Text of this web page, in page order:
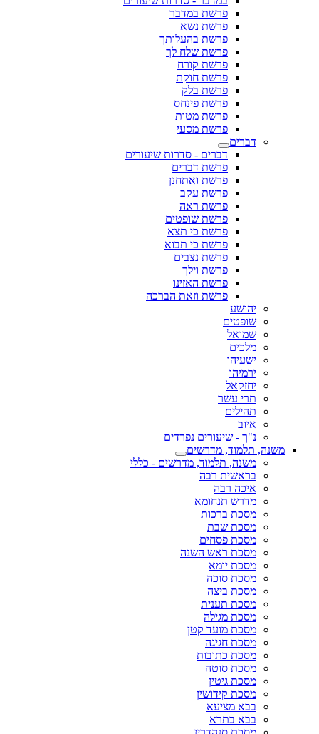
פרשת במדבר
פרשת נשא
פרשת בהעלותך
פרשת שלח לך
פרשת קורח
פרשת חוקת
פרשת בלק
פרשת פינחס
פרשת מטות
פרשת מסעי
דברים
דברים - סדרות שיעורים
פרשת דברים
פרשת ואתחנן
פרשת עקב
פרשת ראה
פרשת שופטים
פרשת כי תצא
פרשת כי תבוא
פרשת נצבים
פרשת וילך
פרשת האזינו
פרשת וזאת הברכה
יהושע
שופטים
שמואל
מלכים
ישעיהו
ירמיהו
יחזקאל
תרי עשר
תהילים
איוב
נ"ך - שיעורים נפרדים
משנה, תלמוד, מדרשים
משנה, תלמוד, מדרשים - כללי
בראשית רבה
איכה רבה
מדרש תנחומא
מסכת ברכות
מסכת שבת
מסכת פסחים
מסכת ראש השנה
מסכת יומא
מסכת סוכה
מסכת ביצה
מסכת תענית
מסכת מגילה
מסכת מועד קטן
מסכת חגיגה
מסכת כתובות
מסכת סוטה
מסכת גיטין
מסכת קידושין
בבא מציעא
בבא בתרא